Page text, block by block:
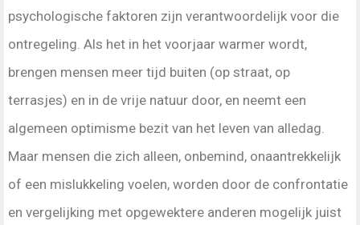
psychologische faktoren zijn verantwoordelijk voor die
ontregeling. Als het in het voorjaar warmer wordt,
brengen mensen meer tijd buiten (op straat, op
terrasjes) en in de vrije natuur door, en neemt een
algemeen optimisme bezit van het leven van alledag.
Maar mensen die zich alleen, onbemind, onaantrekkelijk
of een mislukkeling voelen, worden door de confrontatie
en vergelijking met opgewektere anderen mogelijk juist